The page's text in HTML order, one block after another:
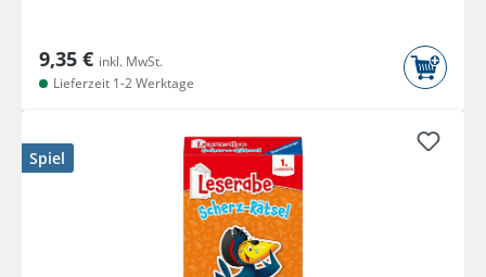
9,35 € inkl. MwSt.
Lieferzeit 1-2 Werktage
Spiel